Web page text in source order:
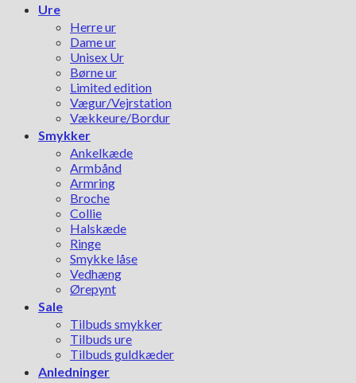
Ure
Herre ur
Dame ur
Unisex Ur
Børne ur
Limited edition
Vægur/Vejrstation
Vækkeure/Bordur
Smykker
Ankelkæde
Armbånd
Armring
Broche
Collie
Halskæde
Ringe
Smykke låse
Vedhæng
Ørepynt
Sale
Tilbuds smykker
Tilbuds ure
Tilbuds guldkæder
Anledninger